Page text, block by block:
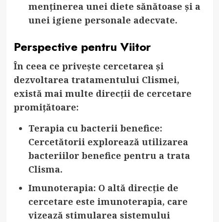
menținerea unei diete sănătoase și a
unei igiene personale adecvate.
Perspective pentru Viitor
În ceea ce privește cercetarea și
dezvoltarea tratamentului Clismei,
există mai multe direcții de cercetare
promițătoare:
Terapia cu bacterii benefice:
Cercetătorii explorează utilizarea
bacteriilor benefice pentru a trata
Clisma.
Imunoterapia: O altă direcție de
cercetare este imunoterapia, care
vizează stimularea sistemului